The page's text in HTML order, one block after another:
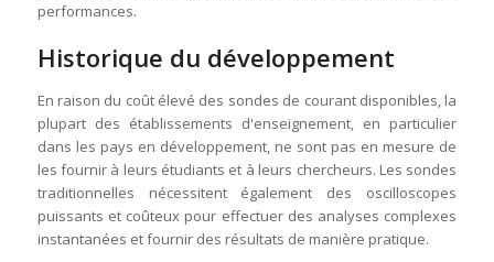
performances.
Historique du développement
En raison du coût élevé des sondes de courant disponibles, la
plupart des établissements d'enseignement, en particulier
dans les pays en développement, ne sont pas en mesure de
les fournir à leurs étudiants et à leurs chercheurs. Les sondes
traditionnelles nécessitent également des oscilloscopes
puissants et coûteux pour effectuer des analyses complexes
instantanées et fournir des résultats de manière pratique.